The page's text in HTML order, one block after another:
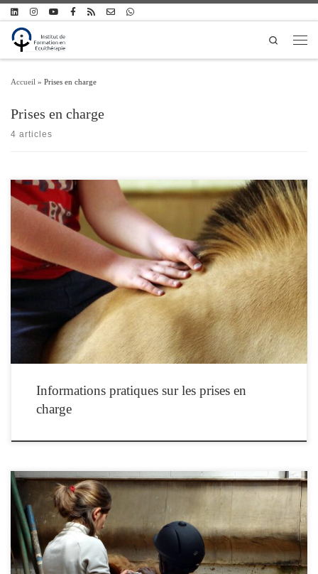
Passer au contenu
Search
Accueil » Prises en charge
Prises en charge
4 articles
Informations pratiques sur les lieux, tarifs et conditions des prises en charge en
équithérapie proposées par l'IFEq dans ses 3 sites de consultation franciliens.
Informations pratiques sur les prises en
charge
Les équithérapeutes proposant des séances d'équithérapie pour l'IFEq sont des
professionnels spécifiquement formés et qualifiés, riches de parcours variés et
chacun spécialisé dans le suivi de certaines problématiques ou l'utilisation de